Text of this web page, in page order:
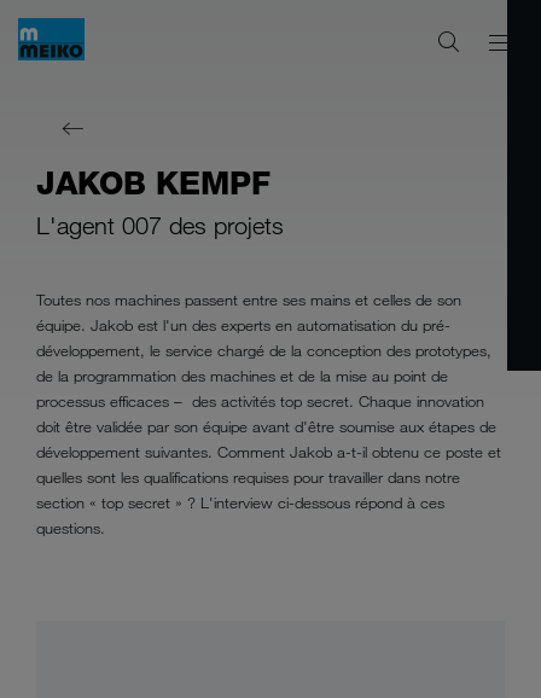
JAKOB KEMPF
L'agent 007 des projets
Toutes nos machines passent entre ses mains et celles de son
équipe. Jakob est l'un des experts en automatisation du pré-
développement, le service chargé de la conception des prototypes,
de la programmation des machines et de la mise au point de
processus efficaces – des activités top secret. Chaque innovation
doit être validée par son équipe avant d'être soumise aux étapes de
développement suivantes. Comment Jakob a-t-il obtenu ce poste et
quelles sont les qualifications requises pour travailler dans notre
section « top secret » ? L'interview ci-dessous répond à ces
questions.